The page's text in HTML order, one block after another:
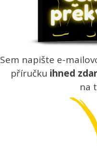
Sem napište e-
příručku ihned
na